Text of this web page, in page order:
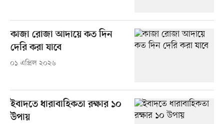
কাজা রোজা আদায়ে কত দিন
দেরি করা যাবে
০১ এপ্রিল ২০২৬
ইবাদতে ধারাবাহিকতা রক্ষার ১০
উপায়